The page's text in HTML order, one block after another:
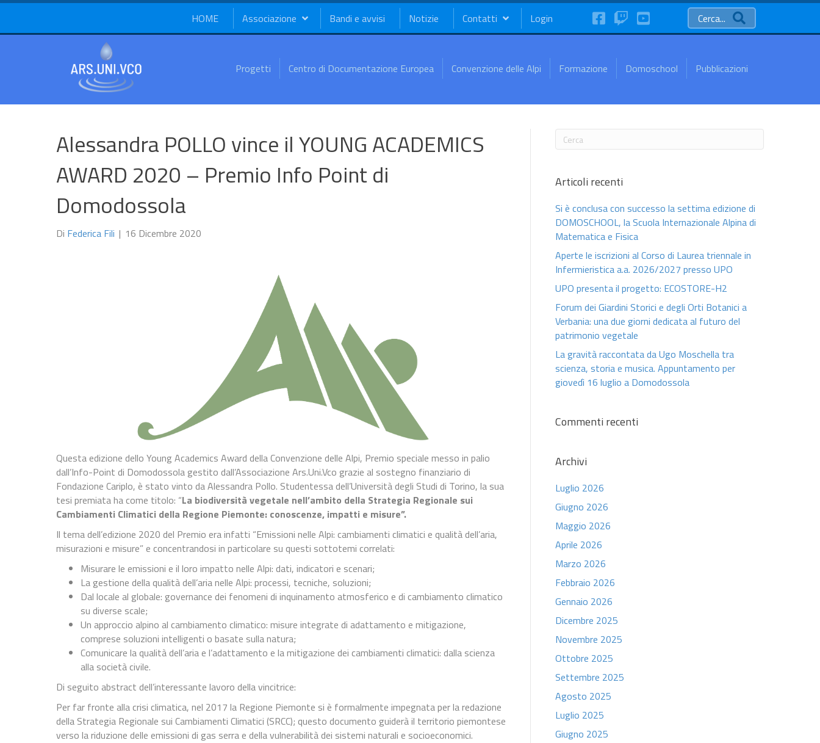
HOME Associazione Bandi e avvisi Notizie Contatti Login FaceBookTwitchYouTube Cerca...
Progetti Centro di Documentazione Europea Convenzione delle Alpi Formazione Domoschool Pubblicazioni
Alessandra POLLO vince il YOUNG ACADEMICS
AWARD 2020 – Premio Info Point di
Domodossola
Di Federica Fili | 16 Dicembre 2020
Questa edizione dello Young Academics Award della Convenzione delle Alpi, Premio speciale messo in palio
dall’Info-Point di Domodossola gestito dall’Associazione Ars.Uni.Vco grazie al sostegno finanziario di
Fondazione Cariplo, è stato vinto da Alessandra Pollo. Studentessa dell’Università degli Studi di Torino, la sua
tesi premiata ha come titolo: “La biodiversità vegetale nell’ambito della Strategia Regionale sui
Cambiamenti Climatici della Regione Piemonte: conoscenze, impatti e misure”.
Il tema dell’edizione 2020 del Premio era infatti “Emissioni nelle Alpi: cambiamenti climatici e qualità dell’aria,
misurazioni e misure” e concentrandosi in particolare su questi sottotemi correlati:
Misurare le emissioni e il loro impatto nelle Alpi: dati, indicatori e scenari;
La gestione della qualità dell’aria nelle Alpi: processi, tecniche, soluzioni;
Dal locale al globale: governance dei fenomeni di inquinamento atmosferico e di cambiamento climatico
su diverse scale;
Un approccio alpino al cambiamento climatico: misure integrate di adattamento e mitigazione,
comprese soluzioni intelligenti o basate sulla natura;
Comunicare la qualità dell’aria e l’adattamento e la mitigazione dei cambiamenti climatici: dalla scienza
alla società civile.
Di seguito abstract dell’interessante lavoro della vincitrice:
Per far fronte alla crisi climatica, nel 2017 la Regione Piemonte si è formalmente impegnata per la redazione
della Strategia Regionale sui Cambiamenti Climatici (SRCC); questo documento guiderà il territorio piemontese
verso la riduzione delle emissioni di gas serra e della vulnerabilità dei sistemi naturali e socioeconomici.
Articoli recenti
Si è conclusa con successo la settima edizione di
DOMOSCHOOL, la Scuola Internazionale Alpina di
Matematica e Fisica
Aperte le iscrizioni al Corso di Laurea triennale in
Infermieristica a.a. 2026/2027 presso UPO
UPO presenta il progetto: ECOSTORE-H2
Forum dei Giardini Storici e degli Orti Botanici a
Verbania: una due giorni dedicata al futuro del
patrimonio vegetale
La gravità raccontata da Ugo Moschella tra
scienza, storia e musica. Appuntamento per
giovedì 16 luglio a Domodossola
Commenti recenti
Archivi
Luglio 2026
Giugno 2026
Maggio 2026
Aprile 2026
Marzo 2026
Febbraio 2026
Gennaio 2026
Dicembre 2025
Novembre 2025
Ottobre 2025
Settembre 2025
Agosto 2025
Luglio 2025
Giugno 2025